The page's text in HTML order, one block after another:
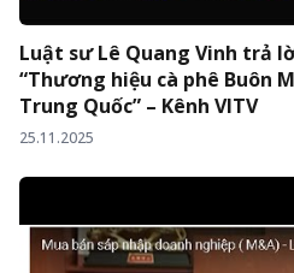
Luật sư Lê Quang Vinh trả
“Thương hiệu cà phê Buôn
Trung Quốc” – Kênh VITV
25.11.2025